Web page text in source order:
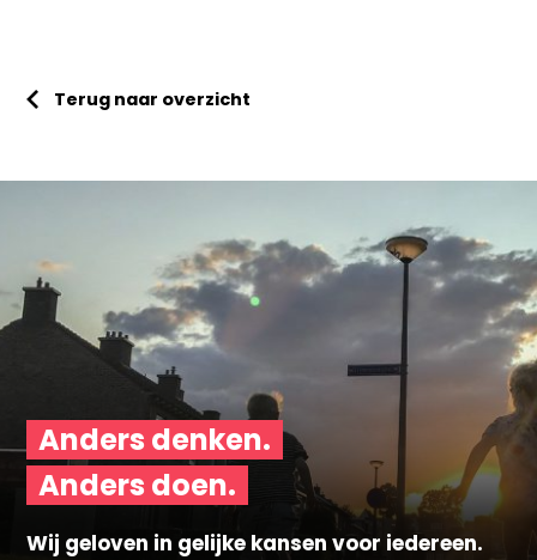
Terug naar overzicht
Wij geloven in gelijke kansen voor iedereen.
Anders denken.
Anders doen.